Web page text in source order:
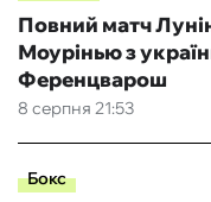
8 серпня 21:53
Повний матч
Моурінью з
Ференцварош
Бокс